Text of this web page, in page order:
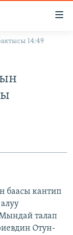
14:49
баасы кантип
Мындай талап
Отун-